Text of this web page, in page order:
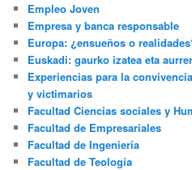
Empleo Joven
Empresa y banca responsable
Europa: ¿ensueños o
Euskadi: gaurko izatea eta
Experiencias para la
y victimarios
Facultad Ciencias sociales y
Facultad de Empresariales
Facultad de Ingeniería
Facultad de Teología